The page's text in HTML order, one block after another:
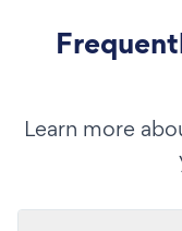
Learn more